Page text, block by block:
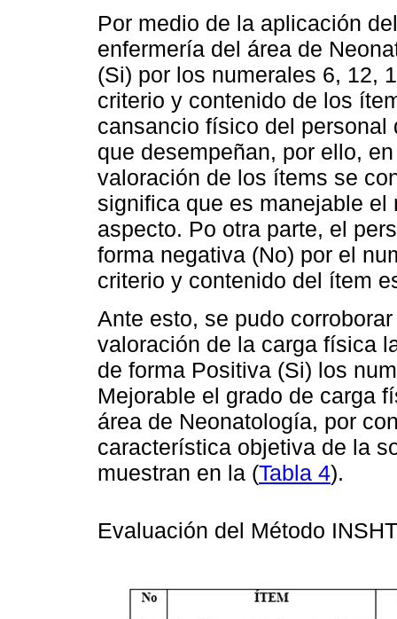
Por medio de la aplicación
enfermería del área de
(Si) por los numerales 6, 12,
criterio y contenido de los
cansancio físico del personal
que desempeñan, por ello,
valoración de los ítems se
significa que es manejable
aspecto. Po otra parte, el
forma negativa (No) por el
criterio y contenido del ítem
Ante esto, se pudo
valoración de la carga física
de forma Positiva (Si) los
Mejorable el grado de carga
área de Neonatología, por
característica objetiva de la
muestran en la (Tabla 4).
Evaluación del Método